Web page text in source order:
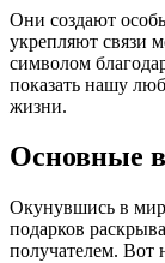
Они создают
укрепляют связи
символом
показать нашу
жизни.
Основные
Окунувшись в мир
подарков
получателем. Вот